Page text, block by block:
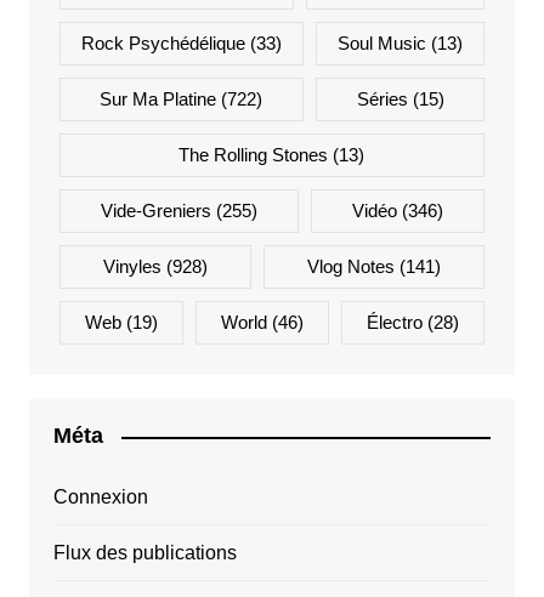
Rock Psychédélique(33) Soul Music (13)
Sur Ma Platine (722) Séries (15)
The Rolling Stones (13)
Vide-Greniers (255) Vidéo (346)
Vinyles (928) Vlog Notes (141)
Web(19) World (46) Électro (28)
Méta
Connexion
Flux des publications